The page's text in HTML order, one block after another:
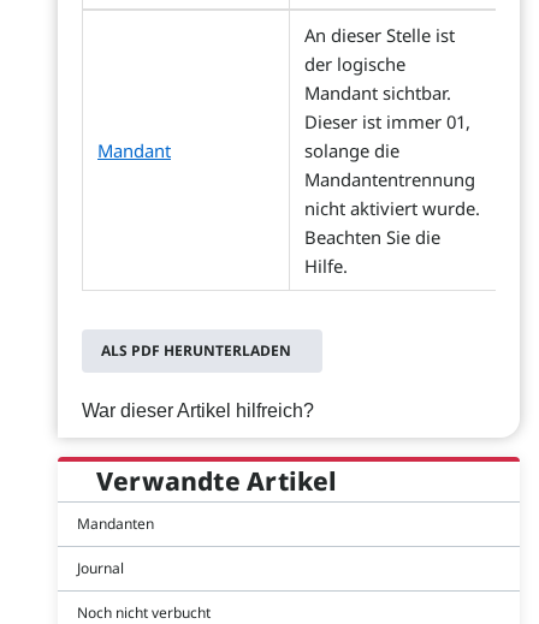
Mandant
An dieser Stelle ist
der logische
Mandant sichtbar.
Dieser ist immer 01,
solange die
Mandantentrennung
nicht aktiviert wurde.
Beachten Sie die
Hilfe.
ALS PDF HERUNTERLADEN
War dieser Artikel hilfreich?
Verwandte Artikel
Mandanten
Journal
Noch nicht verbucht